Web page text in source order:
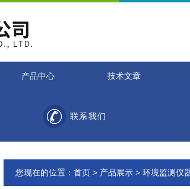
产品中心 技术文章
联系我们
您现在的位置： 首页 > 产品展示 > 环境监测仪